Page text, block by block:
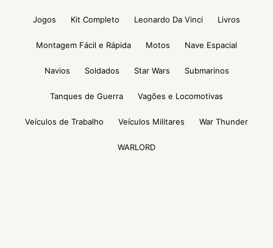
Jogos Kit Completo Leonardo Da Vinci Livros
Montagem Fácil e Rápida Motos Nave Espacial
Navios Soldados Star Wars Submarinos
Tanques de Guerra Vagões e Locomotivas
Veículos de Trabalho Veículos Militares War Thunder
WARLORD